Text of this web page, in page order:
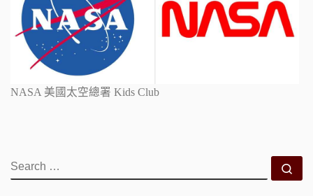
NASA 美國太空總署 Kids Club
SEARCH